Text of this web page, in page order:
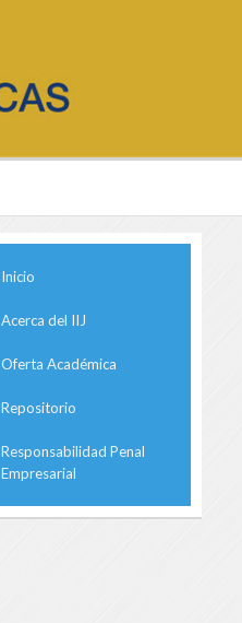
Inicio
Acerca del IIJ
Oferta Académica
Repositorio
Responsabilidad Penal
Empresarial